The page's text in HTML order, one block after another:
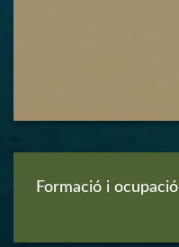
Formació i ocupació